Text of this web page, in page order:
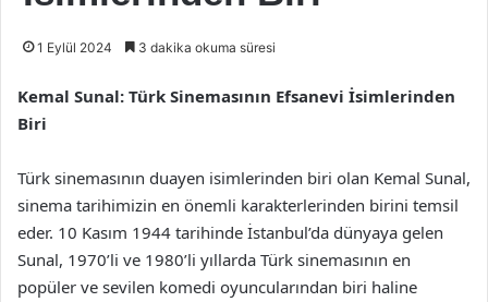
1 Eylül 2024 3 dakika okuma süresi
Kemal Sunal: Türk Sinemasının Efsanevi İsimlerinden
Biri
Türk sinemasının duayen isimlerinden biri olan Kemal Sunal,
sinema tarihimizin en önemli karakterlerinden birini temsil
eder. 10 Kasım 1944 tarihinde İstanbul’da dünyaya gelen
Sunal, 1970’li ve 1980’li yıllarda Türk sinemasının en
popüler ve sevilen komedi oyuncularından biri haline